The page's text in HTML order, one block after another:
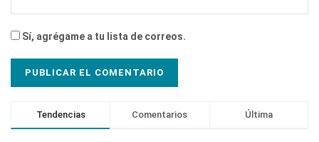
Sí, agrégame a tu lista de correos.
Tendencias Comentarios Última